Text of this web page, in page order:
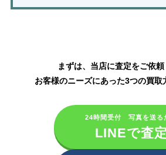
まずは、当店に査定をご依頼
お客様のニーズにあった3つの買取
24時間受付 写真を送る
LINEで査定